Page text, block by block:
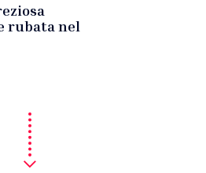
rubata nel